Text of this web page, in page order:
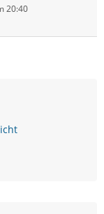
20:40